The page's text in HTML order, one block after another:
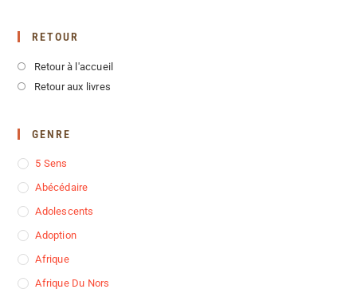
RETOUR
Retour à l'accueil
Retour aux livres
GENRE
5 Sens
Abécédaire
Adolescents
Adoption
Afrique
Afrique Du Nors